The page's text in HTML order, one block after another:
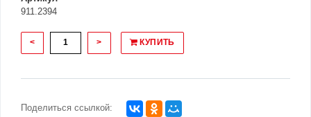
911.2394
< > КУПИТЬ
Поделиться ссылкой: